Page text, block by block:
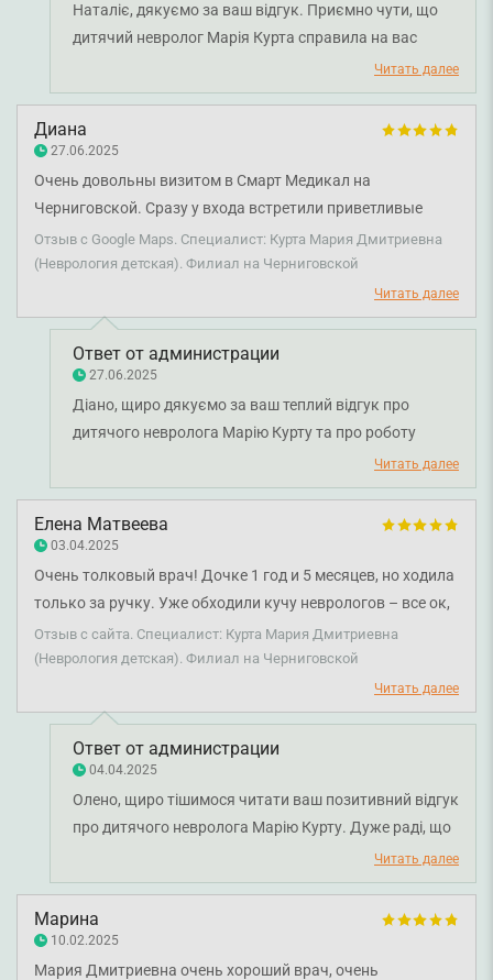
Наталіє, дякуємо за ваш відгук. Приємно чути, що
дитячий невролог Марія Курта справила на вас
гарне професійне враження. Бажаємо вам міцного
здоров'я!
Читать далее
Диана
27.06.2025
Очень довольны визитом в Смарт Медикал на
Черниговской. Сразу у входа встретили приветливые
девушки, очень приятные впечатления уже после первых
минут пребывания. Очень удобно, что есть детская зона,
где ожидание с ребенком становится гораздо удобнее.
Были у врача Курта Мария Дмитриевна (невролог), это
врач от Бога, очень приятная, все разложила по
полочкам, дала рекомендации. Вышли из ее кабинета с
улыбкой и лучшими впечатлениями от приема. Спасибо,
за таких специалистов, это очень важно в наше время!
Отзыв с Google Maps. Специалист: Курта Мария Дмитриевна
(Неврология детская). Филиал на Черниговской
Читать далее
Ответ от администрации
27.06.2025
Діано, щиро дякуємо за ваш теплий відгук про
дитячого невролога Марію Курту та про роботу
клініки. Ваші слова надихають нас продовжувати
працювати з відданістю та увагою до кожного
пацієнта. Бажаємо вам міцного здоров'я!
Читать далее
Елена Матвеева
03.04.2025
Очень толковый врач! Дочке 1 год и 5 месяцев, но ходила
только за ручку. Уже обходили кучу неврологов – все ок,
но ребенок сам не ходил. Мария Дмитриевна объяснила,
что мы ее неправильно водили. Объяснила, как
поступать правильно и какие упражнения делать.
Прошла почти неделя — дочь ходит сама. Спасибо за
консультацию и помощь!
Отзыв с сайта. Специалист: Курта Мария Дмитриевна
(Неврология детская). Филиал на Черниговской
Читать далее
Ответ от администрации
04.04.2025
Олено, щиро тішимося читати ваш позитивний відгук
про дитячого невролога Марію Курту. Дуже раді, що
лікар допомогла вирішити ваше питання. Бажаємо
вам міцного здоров'я!
Читать далее
Марина
10.02.2025
Мария Дмитриевна очень хороший врач, очень